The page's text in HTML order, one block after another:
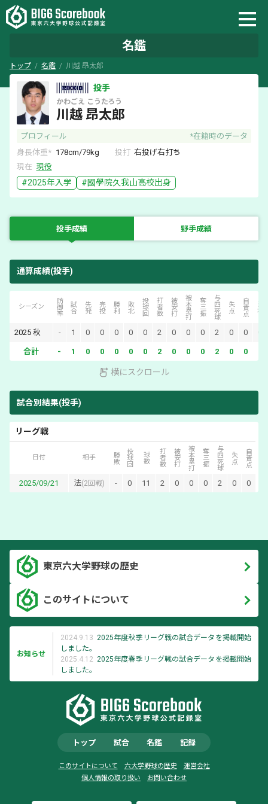
名鑑
トップ 名鑑 川越 昂太郎
投手
川越 昂太郎
かわごえ こうたろう
プロフィール
*在籍時のデータ
身長体重* 178cm/79kg 投打 右投げ右打ち
現在 現役
#2025年入学 #國學院久我山高校出身
投手成績 野手成績
通算成績(投手)
シーズン 防御率 試合 先発 完投 勝利 敗北 投球回 打者数 被安打 被本塁打 奪三振 与四死球 失点 自責点 当初
2025 秋 - 1 0 0 0 0 0 2 0 0 0 2 0 0 0
合計 - 1 0 0 0 0 0 2 0 0 0 2 0 0
横にスクロール
試合別結果(投手)
リーグ戦
日付 相手 勝敗 投球回 球数 打者数 被安打 被本塁打 奪三振 与四死球 失点 自責点
2025/09/21 法(2回戦) - 0 11 2 0 0 0 2 0 0
東京六大学野球の歴史
このサイトについて
お知らせ
2024.9.13 2025年度秋季リーグ戦の試合データを掲載開始
しました。
2025.4.12 2025年度春季リーグ戦の試合データを掲載開始
しました。
トップ 試合 名鑑 記録
このサイトについて 六大学野球の歴史
運営会社
個人情報の取り扱い
お問い合わせ